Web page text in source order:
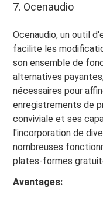
7. Ocenaudio
Ocenaudio, un outil
facilite les
son ensemble de
alternatives
nécessaires pour
enregistrements de
conviviale et ses
l'incorporation de
nombreuses
plates-formes
Avantages: